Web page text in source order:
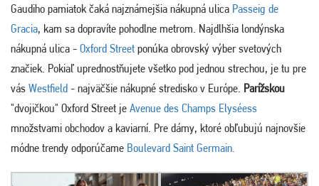
Gaudiho pamiatok čaká najznámejšia nákupná ulica Passeig de
Gracia, kam sa dopravíte pohodlne metrom. Najdlhšia londýnska
nákupná ulica - Oxford Street ponúka obrovský výber svetových
značiek. Pokiaľ uprednostňujete všetko pod jednou strechou, je tu pre
vás Westfield - najväčšie nákupné stredisko v Európe. Parížskou
"dvojičkou" Oxford Street je Avenue des Champs Elyséess
množstvami obchodov a kaviarní. Pre dámy, ktoré obľubujú najnovšie
módne trendy odporúčame Boulevard Saint Germain.